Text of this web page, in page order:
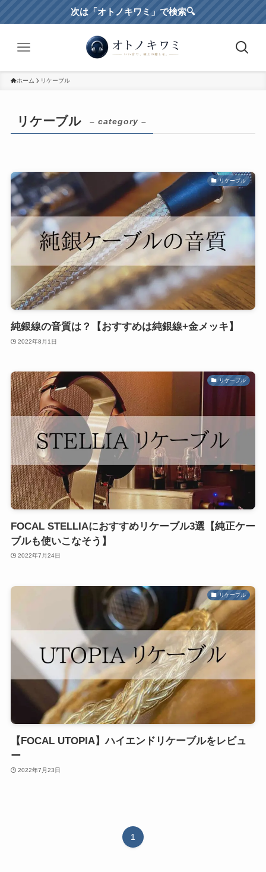
次は「オトノキワミ」で検索🔍️
ホーム リケーブル
リケーブル – category –
リケーブル
純銀線の音質は？【おすすめは純銀線+金メッキ】
2022年8月1日
リケーブル
FOCAL STELLIAにおすすめリケーブル3選【純正ケー
ブルも使いこなそう】
2022年7月24日
リケーブル
【FOCAL UTOPIA】ハイエンドリケーブルをレビュ
ー
2022年7月23日
1